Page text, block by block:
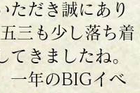
ただき誠にあり
三も少し落ち着
てきましたね。
一年のBIGイベ